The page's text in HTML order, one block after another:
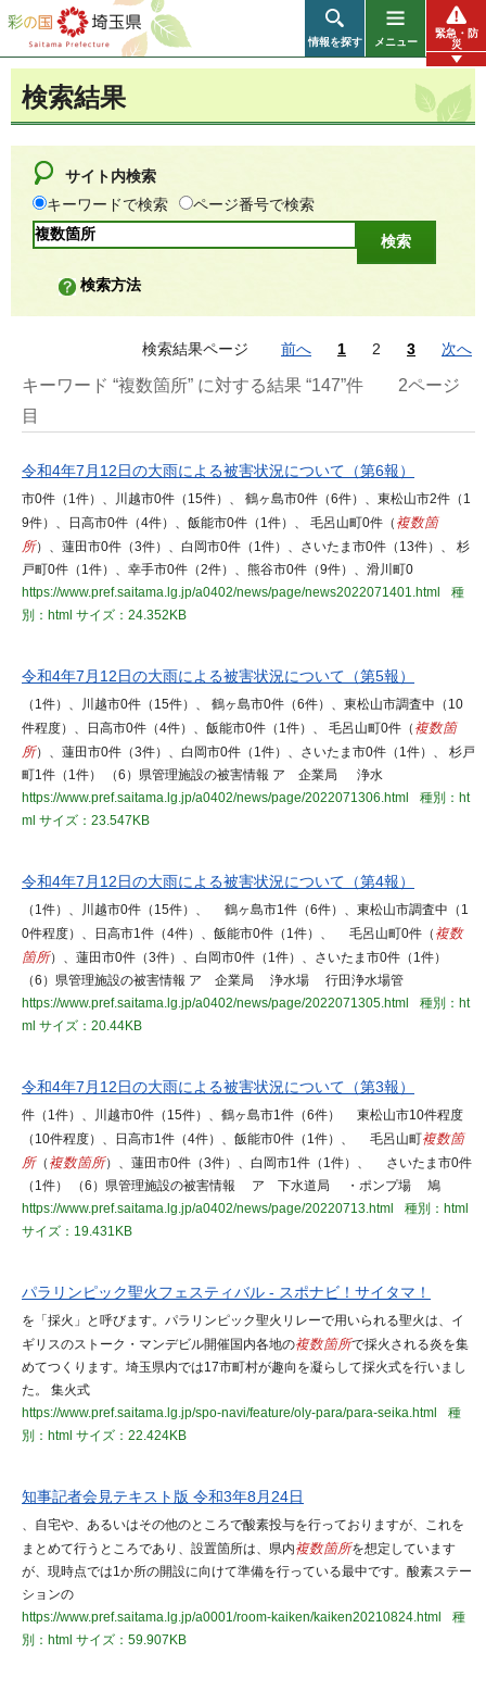
彩の国 埼玉県
情報を探す メニュー
緊急・防
災
検索結果
サイト内検索
キーワードで検索
ページ番号で検索
検索方法
検索結果ページ 前へ 1 2 3 次へ
キーワード “複数箇所” に対する結果 “147”件
2ページ
目
令和4年7月12日の大雨による被害状況について（第6報）
市0件（1件）、川越市0件（15件）、 鶴ヶ島市0件（6件）、東松山市2件（1
9件）、日高市0件（4件）、飯能市0件（1件）、 毛呂山町0件（ 複数箇
所）、蓮田市0件（3件）、白岡市0件（1件）、さいたま市0件（13件）、 杉
戸町0件（1件）、幸手市0件（2件）、熊谷市0件（9件）、滑川町0
https://www.pref.saitama.lg.jp/a0402/news/page/news2022071401.html
種
別：html サイズ：24.352KB
令和4年7月12日の大雨による被害状況について（第5報）
（1件）、川越市0件（15件）、 鶴ヶ島市0件（6件）、東松山市調査中（10
件程度）、日高市0件（4件）、飯能市0件（1件）、 毛呂山町0件（ 複数箇
所）、蓮田市0件（3件）、白岡市0件（1件）、さいたま市0件（1件）、 杉戸
町1件（1件） （6）県管理施設の被害情報 ア 企業局 浄水
https://www.pref.saitama.lg.jp/a0402/news/page/2022071306.html
種別：ht
ml サイズ：23.547KB
令和4年7月12日の大雨による被害状況について（第4報）
（1件）、川越市0件（15件）、 鶴ヶ島市1件（6件）、東松山市調査中（1
0件程度）、日高市1件（4件）、飯能市0件（1件）、 毛呂山町0件（ 複数
箇所）、蓮田市0件（3件）、白岡市0件（1件）、さいたま市0件（1件）
（6）県管理施設の被害情報 ア 企業局 浄水場 行田浄水場管
https://www.pref.saitama.lg.jp/a0402/news/page/2022071305.html
種別：ht
ml サイズ：20.44KB
令和4年7月12日の大雨による被害状況について（第3報）
件（1件）、川越市0件（15件）、鶴ヶ島市1件（6件） 東松山市10件程度
（10件程度）、日高市1件（4件）、飯能市0件（1件）、 毛呂山町複数箇
所（ 複数箇所）、蓮田市0件（3件）、白岡市1件（1件）、 さいたま市0件
（1件） （6）県管理施設の被害情報 ア 下水道局 ・ポンプ場 鳩
https://www.pref.saitama.lg.jp/a0402/news/page/20220713.html
種別：html
サイズ：19.431KB
パラリンピック聖火フェスティバル - スポナビ！サイタマ！
を「採火」と呼びます。パラリンピック聖火リレーで用いられる聖火は、イ
ギリスのストーク・マンデビル開催国内各地の複数箇所で採火される炎を集
めてつくります。埼玉県内では17市町村が趣向を凝らして採火式を行いまし
た。 集火式
https://www.pref.saitama.lg.jp/spo-navi/feature/oly-para/para-seika.html
種
別：html サイズ：22.424KB
知事記者会見テキスト版 令和3年8月24日
、自宅や、あるいはその他のところで酸素投与を行っておりますが、これを
まとめて行うところであり、設置箇所は、県内複数箇所を想定しています
が、現時点では1か所の開設に向けて準備を行っている最中です。酸素ステー
ションの
https://www.pref.saitama.lg.jp/a0001/room-kaiken/kaiken20210824.html
種
別：html サイズ：59.907KB